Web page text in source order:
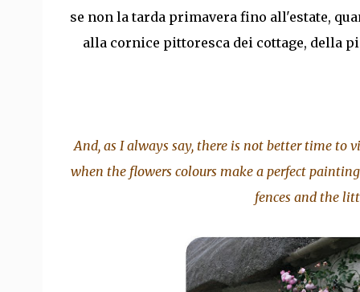
se non la tarda primavera fino all'estate,
alla cornice pittoresca dei cottage, della
And, as I always say, there is not better time
when the flowers colours make a perfect
fences and the